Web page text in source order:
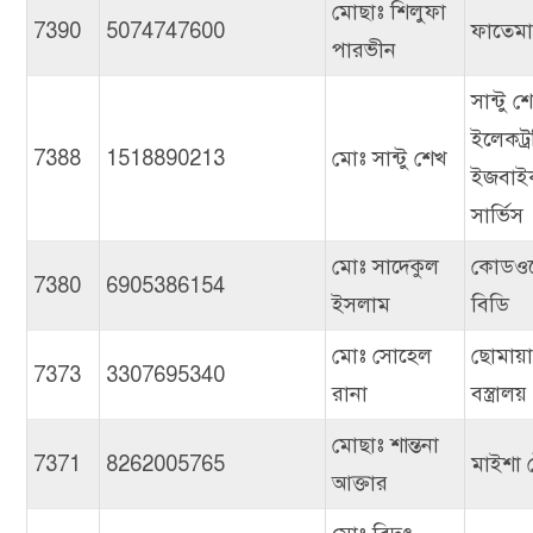
7390 5074747600
মোছাঃ শিলুফা
পারভীন
ফাতেমা
7388 1518890213 মোঃ সান্টু শেখ
সান্টু
সার্ভিস
7380 6905386154
মোঃ সাদেকুল
ইসলাম
বিডি
7373 3307695340
মোঃ সোহেল
রানা
ছোমায়া
বস্ত্রালয়
7371 8262005765
মোছাঃ শান্তনা
আক্তার
মাইশা